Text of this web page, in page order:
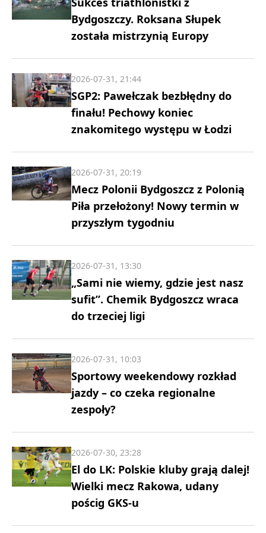
Bydgoszczy. Roksana Słupek
została mistrzynią Europy
SGP2: Pawełczak bezbłędny do
finału! Pechowy koniec
znakomitego występu w Łodzi
2026-07-31, 21:44
Mecz Polonii Bydgoszcz z Polonią
Piła przełożony! Nowy termin w
przyszłym tygodniu
2026-07-31, 20:19
„Sami nie wiemy, gdzie jest nasz
sufit”. Chemik Bydgoszcz wraca
do trzeciej ligi
2026-07-31, 13:30
Sportowy weekendowy rozkład
jazdy – co czeka regionalne
zespoły?
2026-07-31, 10:03
El do LK: Polskie kluby grają dalej!
Wielki mecz Rakowa, udany
pościg GKS-u
2026-07-30, 23:28